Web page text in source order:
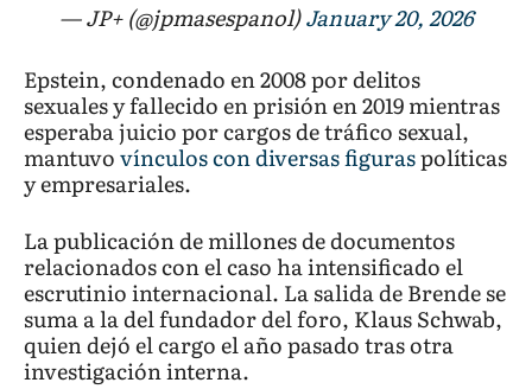
— JP+ (@jpmasespanol)January 20, 2026
Epstein, condenado en 2008 por delitos
sexuales y fallecido en prisión en 2019 mientras
esperaba juicio por cargos de tráfico sexual,
mantuvovínculos con diversas figuraspolíticas
y empresariales.
La publicación de millones de documentos
relacionados con el caso ha intensificado el
escrutinio internacional. La salida de Brende se
suma a la del fundador del foro, Klaus Schwab,
quien dejó el cargo el año pasado tras otra
investigación interna.